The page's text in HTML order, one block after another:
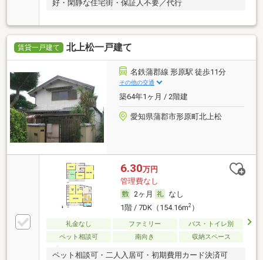
好・閑静な住宅街・保証人不要／代行
賃貸一戸建て 北上松一戸建て
名鉄蒲郡線 形原駅 徒歩11分
その他の交通
築64年1ヶ月 / 2階建
愛知県蒲郡市形原町北上松
6.30万円
管理費なし
2ヶ月
なし
1階 / 7DK（154.16m2）
礼金なし ファミリー
バス・トイレ別
ペット相談可
南向き 収納スペース
ペット相談可・二人入居可・初期費用カード決済可